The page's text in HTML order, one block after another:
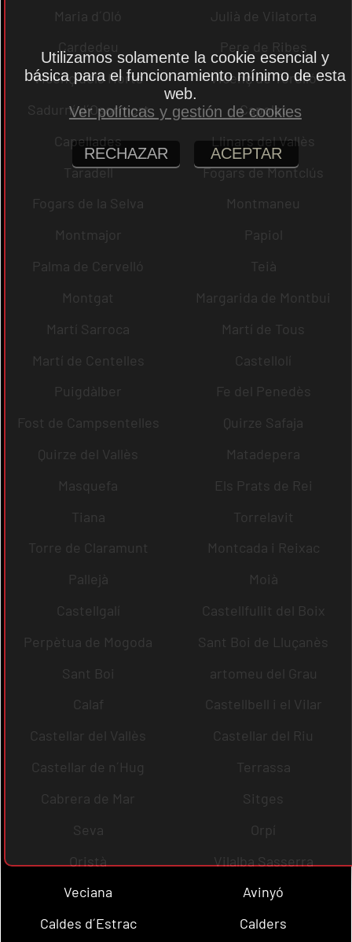
Maria d´Oló
Julià de Vilatorta
Cardedeu
Pere de Ribes
Vicenç dels Horts
Vicenç de Torelló
Sadurní d´Osormort
Capolat
Capellades
Llinars del Vallès
Taradell
Fogars de Montclús
Fogars de la Selva
Montmaneu
Montmajor
Papiol
Palma de Cervelló
Teià
Montgat
Margarida de Montbui
Martí Sarroca
Martí de Tous
Martí de Centelles
Castellolí
Puigdàlber
Fe del Penedès
Fost de Campsentelles
Quirze Safaja
Quirze del Vallès
Matadepera
Masquefa
Els Prats de Rei
Tiana
Torrelavit
Torre de Claramunt
Montcada i Reixac
Pallejà
Moià
Castellgalí
Castellfullit del Boix
Perpètua de Mogoda
Sant Boi de Lluçanès
Sant Boi
artomeu del Grau
Calaf
Castellbell i el Vilar
Castellar del Vallès
Castellar del Riu
Castellar de n´Hug
Terrassa
Cabrera de Mar
Sitges
Seva
Orpí
Oristà
Vilalba Sasserra
Veciana
Avinyó
Caldes d´Estrac
Calders
Utilizamos solamente la cookie esencial y
básica para el funcionamiento mínimo de esta
web.
Ver políticas y gestión de cookies
RECHAZAR ACEPTAR